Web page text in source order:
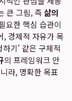
큰 그림, 즉 삶의
요한 핵심 습관이
, 경제적 자유가 목
기' 같은 구체적
의 프레임워크 안
라, 명확한 목표